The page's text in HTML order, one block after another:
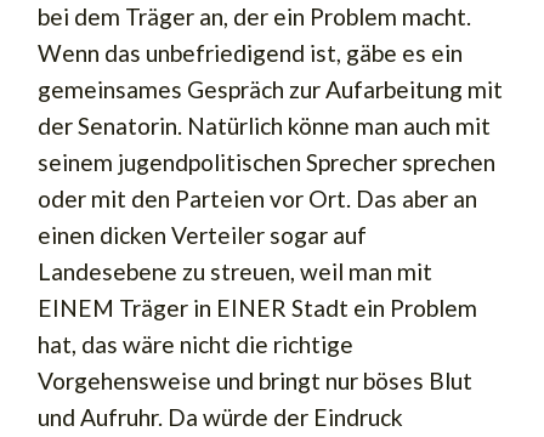
bei dem Träger an, der ein Problem macht.
Wenn das unbefriedigend ist, gäbe es ein
gemeinsames Gespräch zur Aufarbeitung mit
der Senatorin. Natürlich könne man auch mit
seinem jugendpolitischen Sprecher sprechen
oder mit den Parteien vor Ort. Das aber an
einen dicken Verteiler sogar auf
Landesebene zu streuen, weil man mit
EINEM Träger in EINER Stadt ein Problem
hat, das wäre nicht die richtige
Vorgehensweise und bringt nur böses Blut
und Aufruhr. Da würde der Eindruck